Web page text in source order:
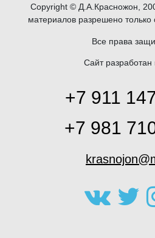
Copyright © Д.А.Красножон,
материалов разрешено только
Все права
Сайт разработан
+7 911
+7 981